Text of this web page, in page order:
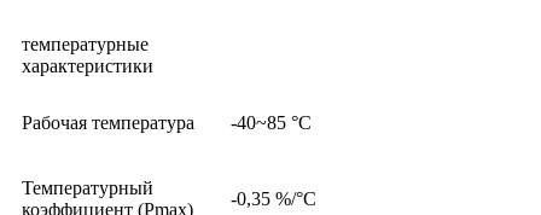
температурные
характеристики
Рабочая температура -40~85 °C
Температурный
коэффициент (Pmax)
-0,35 %/°C